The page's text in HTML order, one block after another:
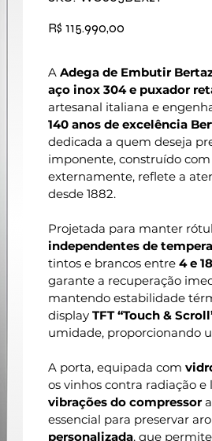
Preço
R$ 115.990,00
A Adega de Embutir
aço inox 304 e puxador
artesanal italiana e
140 anos de excelência
dedicada a quem deseja
imponente, construído
externamente, reflete a
desde 1882.
Projetada para manter
independentes de
tintos e brancos entre 4 e
garante a recuperação
mantendo estabilidade
display TFT “Touch &
umidade, proporcionando
A porta, equipada com
os vinhos contra radiação
vibrações do compressor
essencial para preservar
personalizada, que